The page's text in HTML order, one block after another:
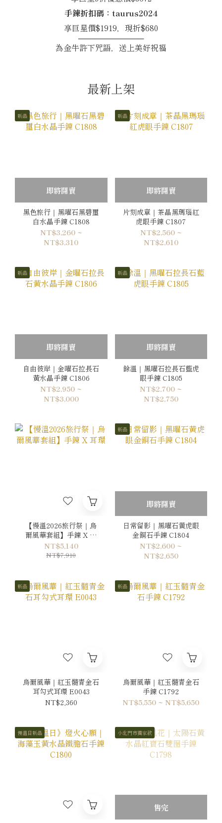
手鍊折扣碼：taurus2024
享巨星價$1919，現折$680
────────────
為金牛許下咒語，送上美好祝福
最新上架
新品
即將開賣
黑色旅行｜黑曜石黑碧璽
白水晶手鍊 C1808
NT$3,260 ~
NT$3,310
新品
即將開賣
片刻成章｜茶晶黑瑪瑙紅
虎眼手鍊 C1807
NT$2,560 ~
NT$2,610
新品
即將開賣
自由彼岸｜金曜石拉長石
黃水晶手鍊 C1806
NT$2,950 ~
NT$3,000
新品
即將開賣
餘溫｜黑曜石拉長石藍虎
眼手鍊 C1805
NT$2,700 ~
NT$2,750
【慢溫2026旅行祭｜烏
爾風華套組】手鍊 X 耳
環
NT$5,140
NT$7,910
新品
即將開賣
日常留影｜黑曜石黃虎眼
金銅石手鍊 C1804
NT$2,600 ~
NT$2,650
新品
烏爾風華｜紅玉髓青金石
耳勾式耳環 E0043
NT$2,360
新品
烏爾風華｜紅玉髓青金石
手鍊 C1792
NT$5,550 ~ NT$5,650
慢溫日新品 小北門市獨家款
售完